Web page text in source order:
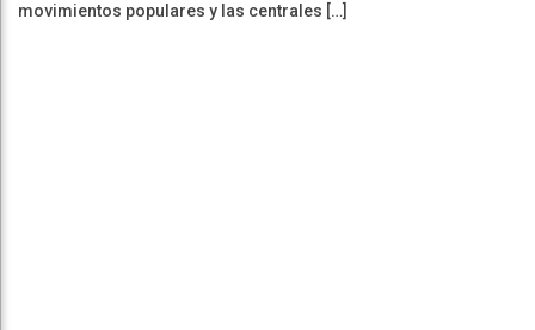
movimientos populares y las centrales […]